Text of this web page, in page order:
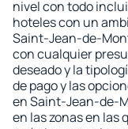
nivel con todo
hoteles con un
Saint-Jean-de-
con cualquier
deseado y la
de pago y las
en Saint-Jean-de-
en las zonas en las